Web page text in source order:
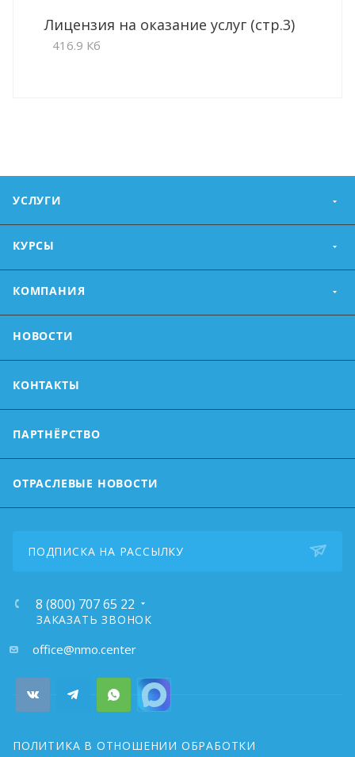
Лицензия на оказание услуг (стр.3)
416.9 Кб
УСЛУГИ
КУРСЫ
КОМПАНИЯ
НОВОСТИ
КОНТАКТЫ
ПАРТНЁРСТВО
ОТРАСЛЕВЫЕ НОВОСТИ
ПОДПИСКА НА РАССЫЛКУ
8 (800) 707 65 22
ЗАКАЗАТЬ ЗВОНОК
почта:office@nmo.center
ПОЛИТИКА В ОТНОШЕНИИ ОБРАБОТКИ